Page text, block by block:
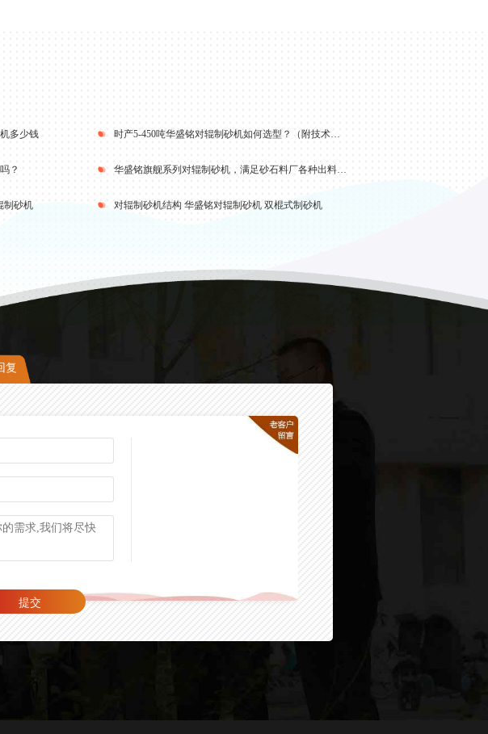
多少钱 时产5-450吨华盛铭对辊制砂机如何选型？（附技术参数）
？ 华盛铭旗舰系列对辊制砂机，满足砂石料厂各种出料需求
制砂机 对辊制砂机结构 华盛铭对辊制砂机 双棍式制砂机
复